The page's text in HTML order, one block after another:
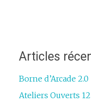
Articles
Borne d’Arcade 2.0
Ateliers Ouverts 12